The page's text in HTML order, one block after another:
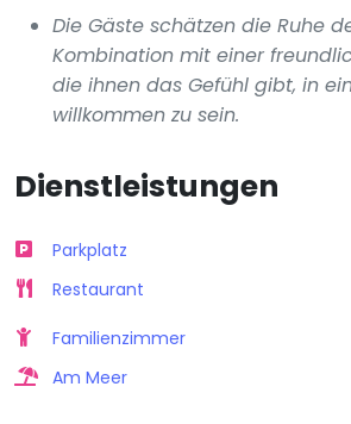
Die Gäste schätzen die Ruhe
Kombination mit einer
die ihnen das Gefühl gibt, in
willkommen zu sein.
Dienstleistungen
Parkplatz
Restaurant
Familienzimmer
Am Meer